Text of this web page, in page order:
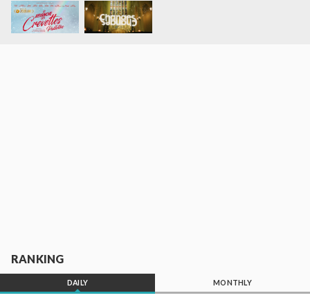
RANKING
DAILY MONTHLY